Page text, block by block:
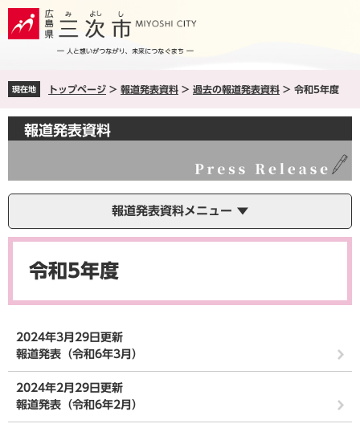
ペ
ジ
。
メ
ュ
て
へ
現在地 トップページ > 報道発表資料 > 過去の報道発表資料 > 令和5年度
報道発表資料
報道発表資料メニュー
本
令和5年度
2024年3月29日更新
報道発表（令和6年3月）
2024年2月29日更新
報道発表（令和6年2月）